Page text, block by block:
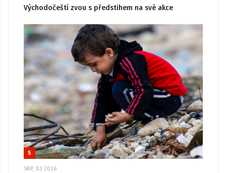
Východočeští zvou s předstihem na své akce
5
SRP, 03 2026